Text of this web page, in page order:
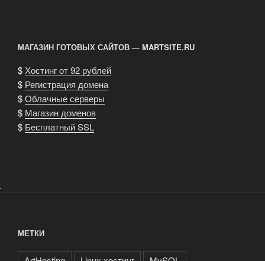
МАГАЗИН ГОТОВЫХ САЙТОВ — MARTSITE.RU
$ Хостинг от 92 рублей
$ Регистрация домена
$Облачные серверы
$ Магазин доменов
$ Бесплатный SSL
.
МЕТКИ